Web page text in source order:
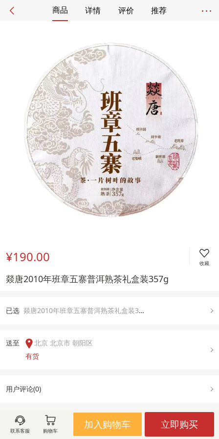
商品 详情 评价 推荐
¥190.00 收藏
燚唐2010年班章五寨普洱熟茶礼盒装357g
已选 燚唐2010年班章五寨普洱熟茶礼盒装357g, 默认
送至
北京 北京市 朝阳区
有货
用户评论(0)
图文详情 规格属性 售后政策
联系客服 购物车
加入购物车 立即购买